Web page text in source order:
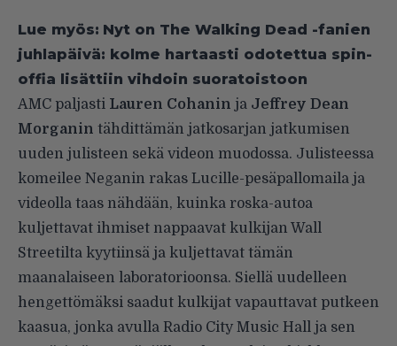
Lue myös: Nyt on The Walking Dead -fanien
juhlapäivä: kolme hartaasti odotettua spin-
offia lisättiin vihdoin suoratoistoon
AMC paljasti Lauren Cohanin ja Jeffrey Dean
Morganin tähdittämän jatkosarjan jatkumisen
uuden julisteen sekä videon muodossa. Julisteessa
komeilee Neganin rakas Lucille-pesäpallomaila ja
videolla taas nähdään, kuinka roska-autoa
kuljettavat ihmiset nappaavat kulkijan Wall
Streetilta kyytiinsä ja kuljettavat tämän
maanalaiseen laboratorioonsa. Siellä uudelleen
hengettömäksi saadut kulkijat vapauttavat putkeen
kaasua, jonka avulla Radio City Music Hall ja sen